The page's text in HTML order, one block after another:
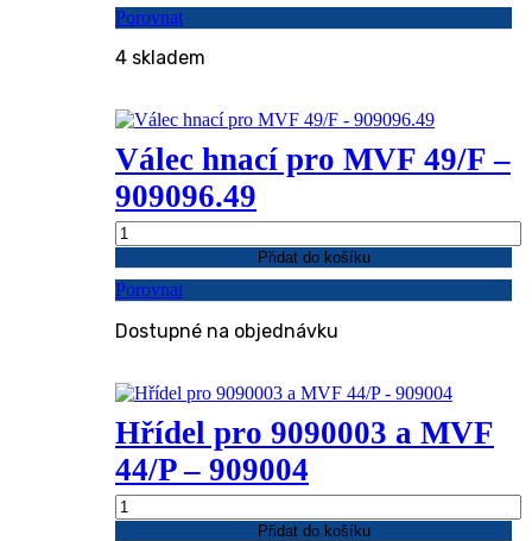
Porovnat
4 skladem
Válec hnací pro MVF 49/F –
909096.49
Válec
hnací
pro
MVF
-
množství
Přidat do košíku
Porovnat
Dostupné na objednávku
Hřídel pro 9090003 a MVF
44/P – 909004
Hřídel
pro
Přidat do košíku